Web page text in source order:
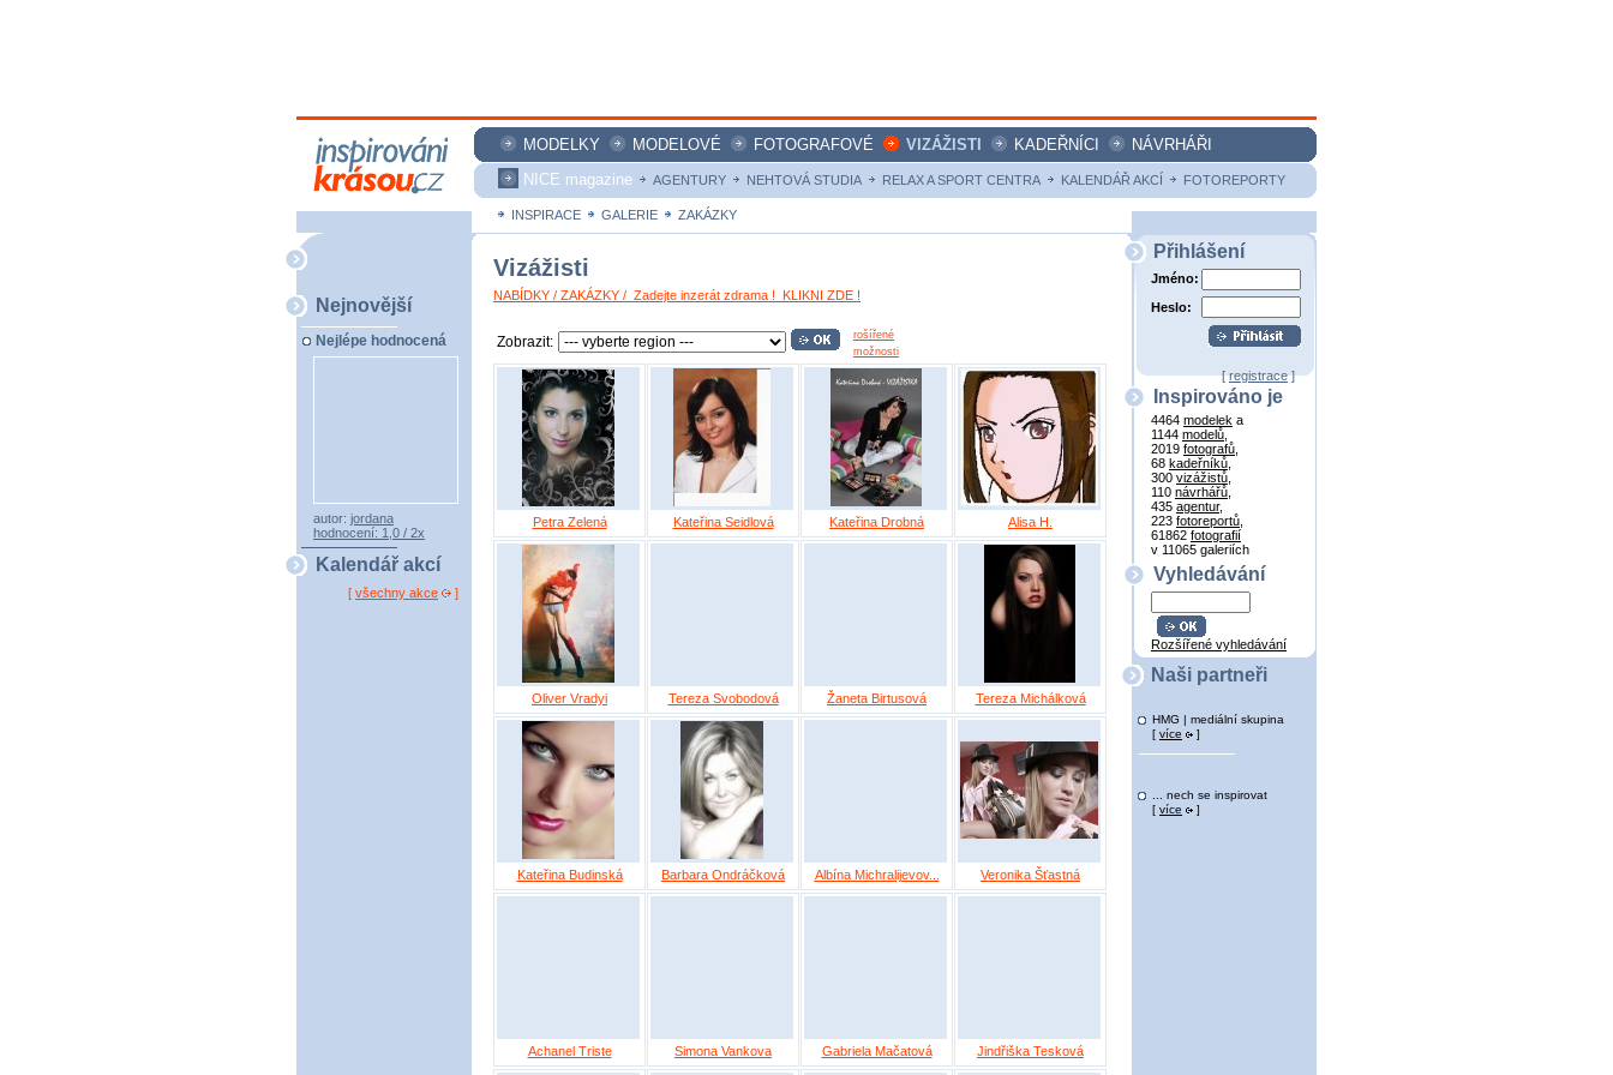
MODELKY MODELOVÉ FOTOGRAFOVÉ VIZÁŽISTI KADEŘNÍCI
NÁVRHÁŘI
NICE magazine
AGENTURY NEHTOVÁ STUDIA RELAX A SPORT CENTRA KALENDÁŘ AKCÍ FOTOREPORTY
INSPIRACE GALERIE ZAKÁZKY
Nejnovější
Nejlépe hodnocená
autor: jordana
hodnocení: 1,0 / 2x
Kalendář akcí
[ všechny akce ]
Vizážisti
NABÍDKY / ZAKÁZKY / Zadejte inzerát zdrama ! KLIKNI ZDE !
Zobrazit:
rošířené
možnosti
Petra Zelená Kateřina Seidlová Kateřina Drobná Alisa H.
Oliver Vradyi Tereza Svobodová Žaneta Birtusová Tereza Michálková
Kateřina Budinská Barbara Ondráčková Albína Michralijevov... Veronika Šťastná
Achanel Triste Simona Vankova Gabriela Mačatová Jindřiška Tesková
Přihlášení
Jméno:
Heslo:
[registrace]
Inspirováno je
4464 modelek a
1144 modelů
2019 fotografů
68 kadeřníků
300 vizážistů
110 návrhářů
435 agentur,
223 fotoreportů
61862 fotografií
v 11065 galeriích
Vyhledávání
Rozšířené vyhledávání
Naši partneři
HMG | mediální skupina
[ více ]
... nech se inspirovat
[ více ]